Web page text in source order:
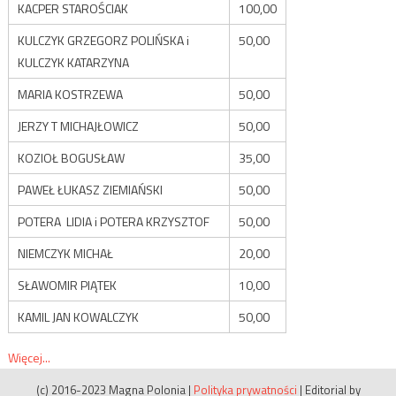
KACPER STAROŚCIAK
100,00
KULCZYK GRZEGORZ POLIŃSKA i
KULCZYK KATARZYNA
50,00
MARIA KOSTRZEWA
50,00
JERZY T MICHAJŁOWICZ
50,00
KOZIOŁ BOGUSŁAW
35,00
PAWEŁ ŁUKASZ ZIEMIAŃSKI
50,00
POTERA LIDIA i POTERA KRZYSZTOF
50,00
NIEMCZYK MICHAŁ
20,00
SŁAWOMIR PIĄTEK
10,00
KAMIL JAN KOWALCZYK
50,00
Więcej...
(c) 2016-2023 Magna Polonia | Polityka prywatności | Editorial by